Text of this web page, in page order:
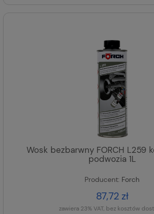
Wosk bezbarwny FORCH L259
podwozia 1L
Producent: Forch
87,72 zł
zawiera 23% VAT, bez kosztów